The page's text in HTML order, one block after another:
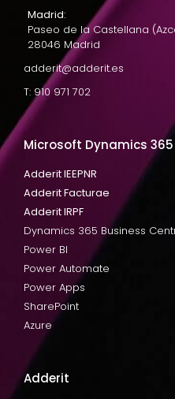
Madrid:
Paseo de la Castellana
28046 Madrid
adderit@adderit.es
T: 910 971 702
Microsoft Dynamics 365
Adderit IEEPNR
Adderit Facturae
Adderit IRPF
Dynamics 365 Business
Power BI
Power Automate
Power Apps
SharePoint
Azure
Adderit